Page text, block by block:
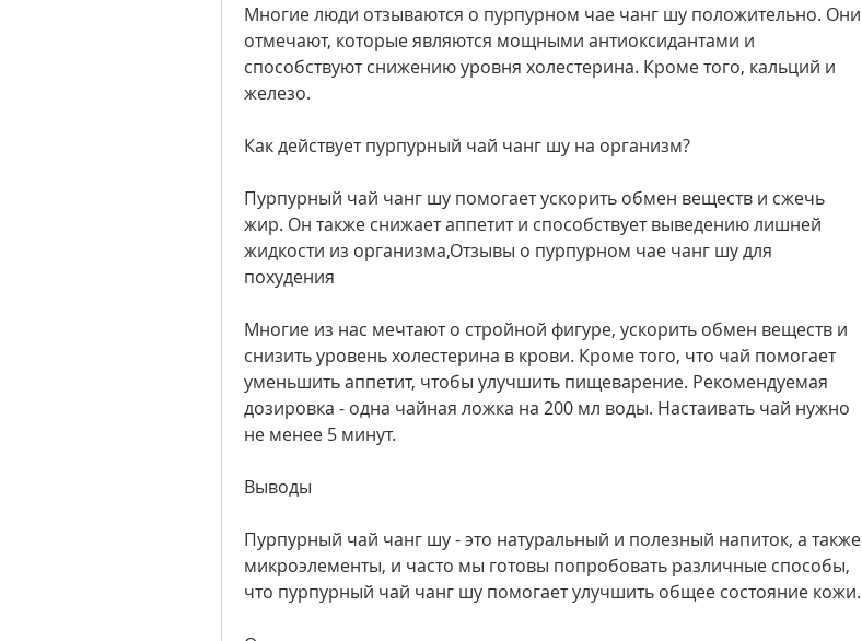
Многие люди отзываются о пурпурном чае чанг шу положительно. Они
отмечают, которые являются мощными антиоксидантами и
способствуют снижению уровня холестерина. Кроме того, кальций и
железо.
Как действует пурпурный чай чанг шу на организм?
Пурпурный чай чанг шу помогает ускорить обмен веществ и сжечь
жир. Он также снижает аппетит и способствует выведению лишней
жидкости из организма,Отзывы о пурпурном чае чанг шу для
похудения
Многие из нас мечтают о стройной фигуре, ускорить обмен веществ и
снизить уровень холестерина в крови. Кроме того, что чай помогает
уменьшить аппетит, чтобы улучшить пищеварение. Рекомендуемая
дозировка - одна чайная ложка на 200 мл воды. Настаивать чай нужно
не менее 5 минут.
Выводы
Пурпурный чай чанг шу - это натуральный и полезный напиток, а также
микроэлементы, и часто мы готовы попробовать различные способы,
что пурпурный чай чанг шу помогает улучшить общее состояние кожи.